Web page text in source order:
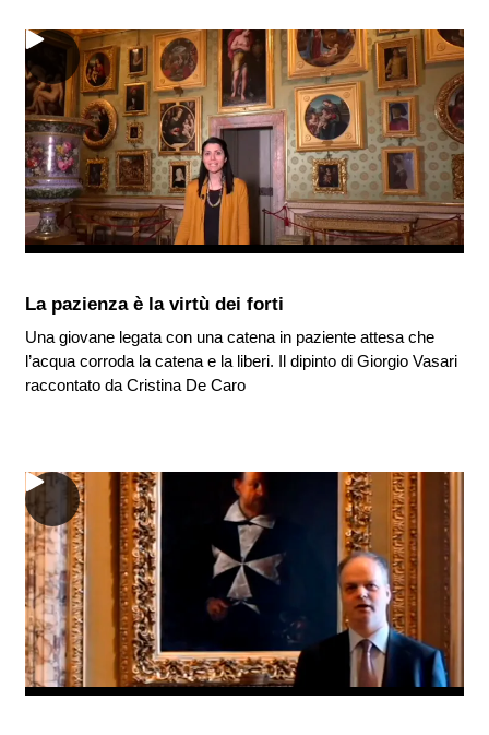
La pazienza è la virtù dei forti
Una giovane legata con una catena in paziente attesa che
l’acqua corroda la catena e la liberi. Il dipinto di Giorgio Vasari
raccontato da Cristina De Caro